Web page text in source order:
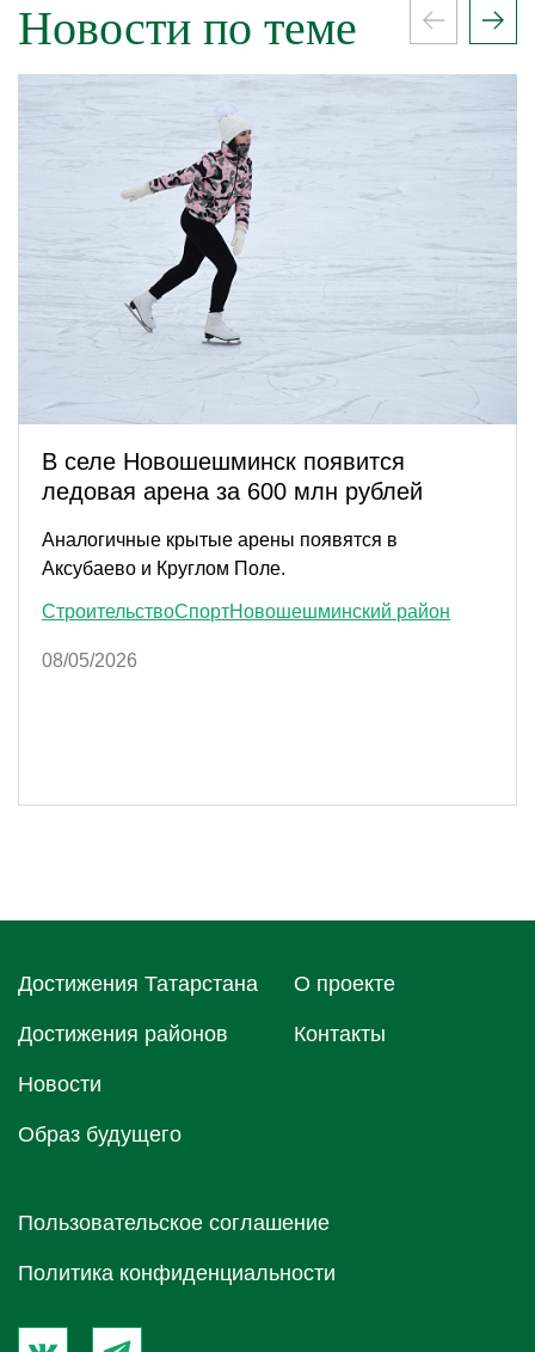
Новости по теме
В селе Новошешминск появится
ледовая арена за 600 млн рублей
Аналогичные крытые арены появятся в
Аксубаево и Круглом Поле.
СтроительствоСпортНовошешминский район
08/05/2026
Достижения Татарстана
Достижения районов
Новости
Образ будущего
О проектe
Контакты
Пользовательское соглашение
Политика конфиденциальности